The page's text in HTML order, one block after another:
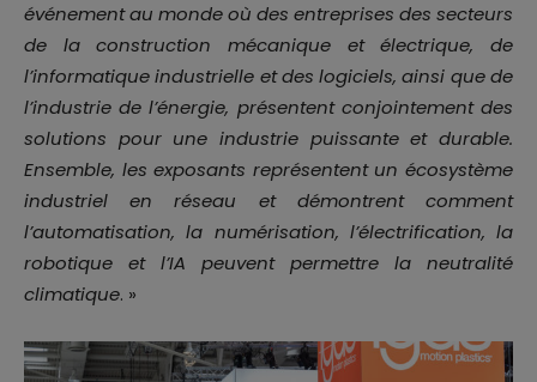
événement au monde où des entreprises des secteurs
de la construction mécanique et électrique, de
l’informatique industrielle et des logiciels, ainsi que de
l’industrie de l’énergie, présentent conjointement des
solutions pour une industrie puissante et durable.
Ensemble, les exposants représentent un écosystème
industriel en réseau et démontrent comment
l’automatisation, la numérisation, l’électrification, la
robotique et l’IA peuvent permettre la neutralité
climatique. »